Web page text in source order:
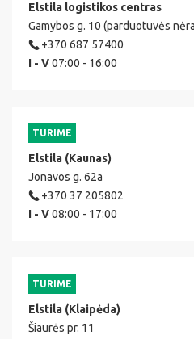
Elstila logistikos centras
Gamybos g. 10 (parduotuvės
+370 687 57400
I - V07:00 - 16:00
TURIME
Elstila (Kaunas)
Jonavos g. 62a
+370 37 205802
I - V08:00 - 17:00
TURIME
Elstila (Klaipėda)
Šiaurės pr. 11